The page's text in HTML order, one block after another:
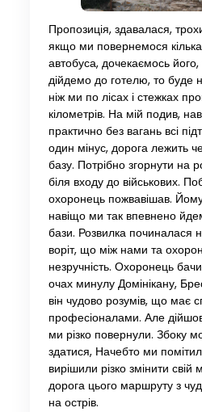
Пропозиція, здавалася,
якщо ми повернемося кілька
автобуса, дочекаємось його,
дійдемо до готелю, то буде
ніж ми по лісах і стежках
кілометрів. На мій подив,
практично без вагань всі
один мінус, дорога лежить
базу. Потрібно згорнути на
біля входу до військових.
охоронець пожвавішав.
навіщо ми так впевнено
бази. Розвилка починалася
воріт, що між нами та
незручність. Охоронець
очах минулу Домінікану,
він чудово розумів, що має
професіоналами. Але
ми різко повернули. Збоку
здатися, Начебто ми
вирішили різко змінити
дорога цього маршруту з
на острів.